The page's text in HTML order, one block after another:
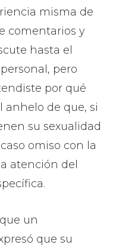
misma de
comentarios y
hasta el
pero
por qué
anhelo de que, si
su sexualidad
omiso con la
atención del
un
que su